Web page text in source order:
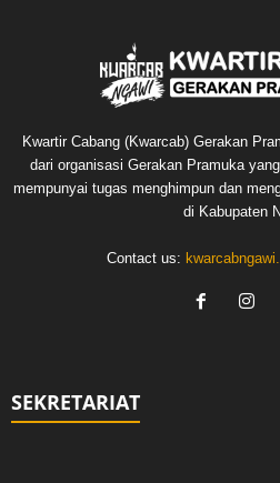
Kwartir Cabang (Kwarcab) Gerakan
dari organisasi Gerakan Pramuka
mempunyai tugas menghimpun dan
di Kabupaten
Contact us:
SEKRETARIAT